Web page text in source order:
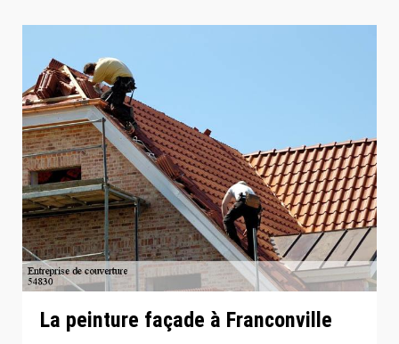
La peinture façade à Franconville